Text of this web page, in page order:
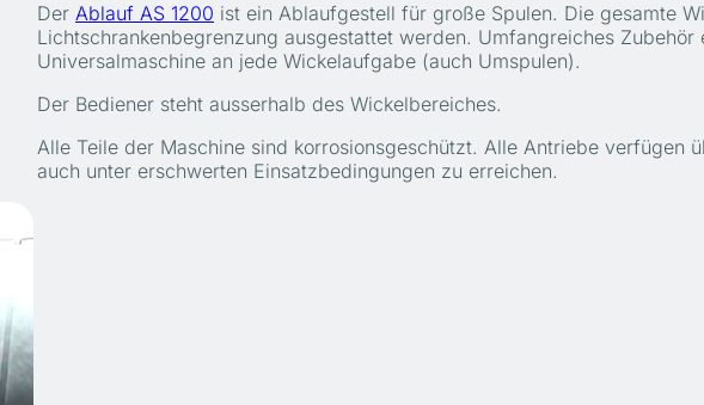
Der Ablauf AS 1200 ist ein Ablaufgestell für große Spulen. Die gesamte
Lichtschrankenbegrenzung ausgestattet werden. Umfangreiches
Universalmaschine an jede Wickelaufgabe (auch Umspulen).
Der Bediener steht ausserhalb des Wickelbereiches.
Alle Teile der Maschine sind korrosionsgeschützt. Alle Antriebe verfügen
auch unter erschwerten Einsatzbedingungen zu erreichen.